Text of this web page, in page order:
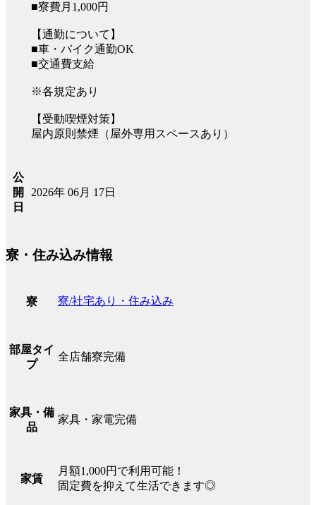
■寮費月1,000円
【通勤について】
■車・バイク通勤OK
■交通費支給
※各規定あり
【受動喫煙対策】
屋内原則禁煙（屋外専用スペースあり）
公
開
日
2026年 06月 17日
寮・住み込み情報
寮 寮/社宅あり・住み込み
部屋タイ
プ
全店舗寮完備
家具・備
品
家具・家電完備
家賃
月額1,000円で利用可能！
固定費を抑えて生活できます◎